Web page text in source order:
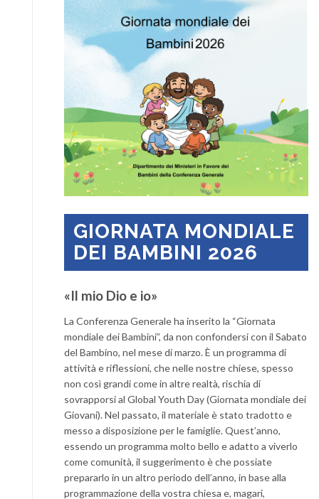
GIORNATA MONDIALE
DEI BAMBINI 2026
«Il mio Dio e io»
La Conferenza Generale ha inserito la “Giornata
mondiale dei Bambini”, da non confondersi con il Sabato
del Bambino, nel mese di marzo. È un programma di
attività e riflessioni, che nelle nostre chiese, spesso
non così grandi come in altre realtà, rischia di
sovrapporsi al Global Youth Day (Giornata mondiale dei
Giovani). Nel passato, il materiale è stato tradotto e
messo a disposizione per le famiglie. Quest’anno,
essendo un programma molto bello e adatto a viverlo
come comunità, il suggerimento è che possiate
prepararlo in un altro periodo dell’anno, in base alla
programmazione della vostra chiesa e, magari,